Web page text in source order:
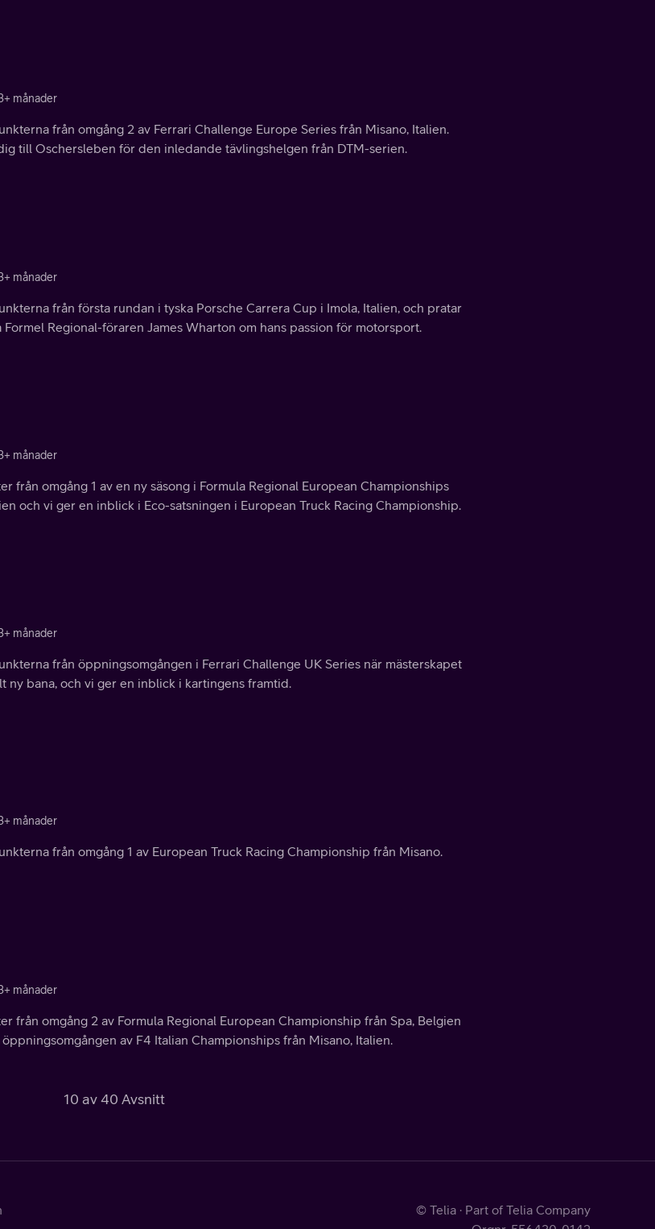
månader
från omgång 2 av Ferrari Challenge Europe Series från Misano, Italien.
till Oschersleben för den inledande tävlingshelgen från DTM-serien.
månader
från första rundan i tyska Porsche Carrera Cup i Imola, Italien, och pratar
Formel Regional-föraren James Wharton om hans passion för motorsport.
månader
från omgång 1 av en ny säsong i Formula Regional European Championships
och vi ger en inblick i Eco-satsningen i European Truck Racing Championship.
månader
från öppningsomgången i Ferrari Challenge UK Series när mästerskapet
ny bana, och vi ger en inblick i kartingens framtid.
månader
från omgång 1 av European Truck Racing Championship från Misano.
månader
från omgång 2 av Formula Regional European Championship från Spa, Belgien
av F4 Italian Championships från Misano, Italien.
10 av 40 Avsnitt
© Telia · Part of Telia Company